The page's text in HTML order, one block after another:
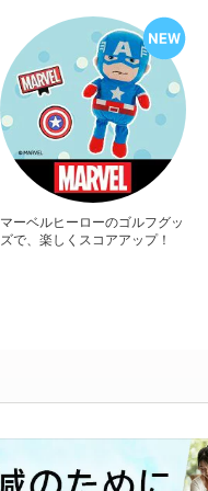
マーベルヒーローのゴルフグッ
ズで、楽しくスコアアップ！